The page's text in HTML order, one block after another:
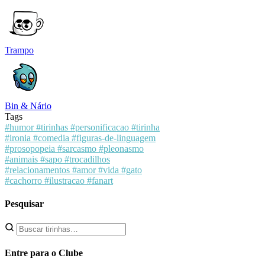
Trampo
Bin & Nário
Tags
#humor#tirinhas #personificacao #tirinha
#ironia #comedia #figuras-de-linguagem
#prosopopeia #sarcasmo #pleonasmo
#animais #sapo #trocadilhos
#relacionamentos #amor#vida #gato
#cachorro #ilustracao #fanart
Pesquisar
Entre para o Clube